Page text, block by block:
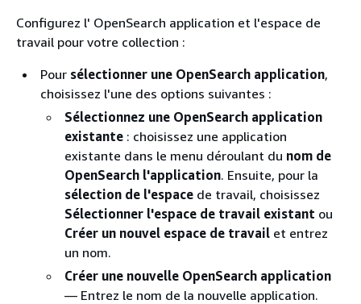
Configurez l' OpenSearch application et l'espace de
travail pour votre collection :
Pour sélectionner une OpenSearch application,
choisissez l'une des options suivantes :
Sélectionnez une OpenSearch application
existante : choisissez une application
existante dans le menu déroulant du nom de
OpenSearch l'application. Ensuite, pour la
sélection de l'espace de travail, choisissez
Sélectionner l'espace de travail existant ou
Créer un nouvel espace de travail et entrez
un nom.
Créer une nouvelle OpenSearch application
— Entrez le nom de la nouvelle application.